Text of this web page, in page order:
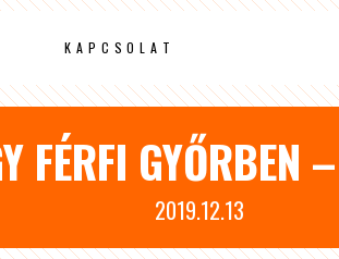
KAPCSOLAT
FÉRFI GYŐRBEN
2019.12.13